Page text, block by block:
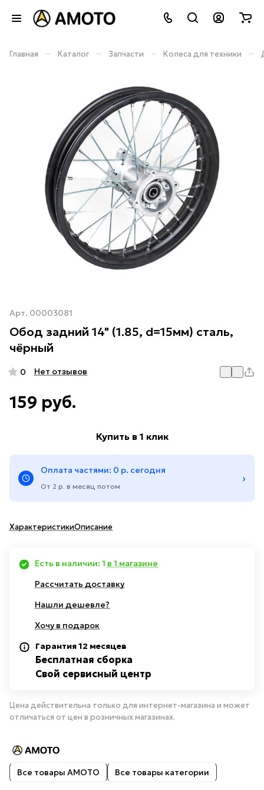
Главная – Каталог – Запчасти – Колеса для техники –
Арт. 00003081
Обод задний 14" (1.85, d=15мм) сталь,
чёрный
0 Нет отзывов
159 руб.
Купить в 1 клик
Оплата частями: 0 р. сегодня
От 2 р. в месяц потом
›
ХарактеристикиОписание
Есть в наличии: 1 в 1 магазине
Рассчитать доставку
Нашли дешевле?
Хочу в подарок
Гарантия 12 месяцев
Бесплатная сборка
Свой сервисный центр
Цена действительна только для интернет-магазина и может
отличаться от цен в розничных магазинах.
Все товары AMOTO Все товары категории